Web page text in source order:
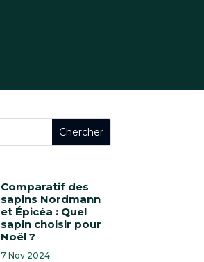
Comparatif des
sapins Nordmann
et Épicéa : Quel
sapin choisir pour
Noël ?
7 Nov 2024